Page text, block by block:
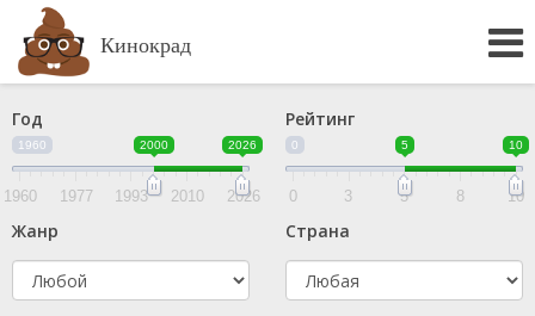
Кинокрад
Год
1960 2000 2026
1960 1977 1993 2010 2026
Рейтинг
0 5 10
0 3 5 8 10
Жанр Страна